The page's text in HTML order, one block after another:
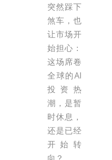
突然踩下
煞车，也
让市场开
始担心：
这场席卷
全球的AI
投资热
潮，是暂
时休息，
还是已经
开始转